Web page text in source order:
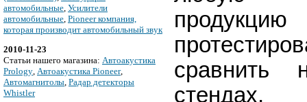
автомобильные, Усилители
автомобильные, Pioneer компания,
которая производит автомобильный звук
2010-11-23
Cтатьи нашего магазина: Автоакустика
Prology, Автоакустика Pioneer,
Автомагнитолы, Радар детекторы
Whistler
сравнить
стендах,